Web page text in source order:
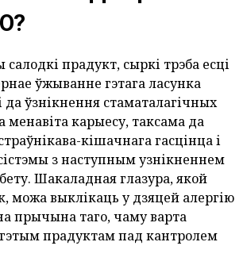
прадукт, сыркі трэба есці
ўжыванне гэтага ласунка
ўзнікнення стаматалагічных
менавіта карыесу, таксама да
кішачнага гасцінца і
з наступным узнікненнем
Шакаладная глазура, якой
можа выклікаць у дзяцей алергію
прычына таго, чаму варта
прадуктам пад кантролем